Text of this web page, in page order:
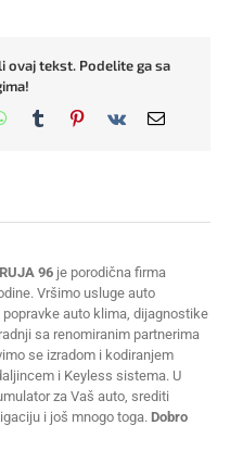
ovaj tekst. Podelite ga sa
WhatsApp
TumblrPinterest
Vk Email
96 je porodična firma
Vršimo usluge auto
auto klima, dijagnostike
sa renomiranim partnerima
se izradom i kodiranjem
i Keyless sistema. U
za Vaš auto, srediti
i još mnogo toga. Dobro